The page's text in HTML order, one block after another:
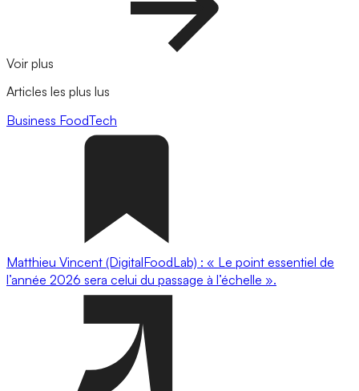
Voir plus
Articles les plus lus
Business FoodTech
Matthieu Vincent (DigitalFoodLab) : « Le point essentiel de
l’année 2026 sera celui du passage à l’échelle ».